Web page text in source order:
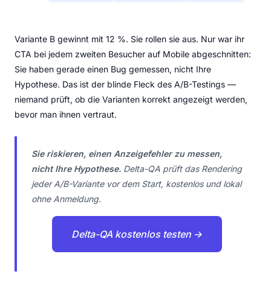
Variante B gewinnt mit 12 %. Sie rollen sie aus. Nur war ihr
CTA bei jedem zweiten Besucher auf Mobile abgeschnitten:
Sie haben gerade einen Bug gemessen, nicht Ihre
Hypothese. Das ist der blinde Fleck des A/B-Testings —
niemand prüft, ob die Varianten korrekt angezeigt werden,
bevor man ihnen vertraut.
Sie riskieren, einen Anzeigefehler zu messen,
nicht Ihre Hypothese. Delta-QA prüft das Rendering
jeder A/B-Variante vor dem Start, kostenlos und lokal
ohne Anmeldung.
Delta-QA kostenlos testen →